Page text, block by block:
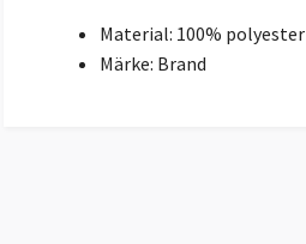
Material: 100% polyester
Märke: Brand